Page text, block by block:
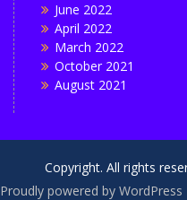
June 2022
April 2022
March 2022
October 2021
August 2021
Copyright. All rights
Proudly powered by WordPress